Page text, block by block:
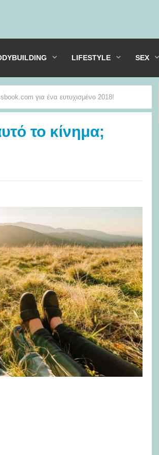
LIFESTYLE SEX
για ένα ευτυχισμένο 2018!
το κίνημα;